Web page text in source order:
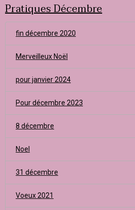
Pratiques Décembre
fin décembre 2020
Merveilleux Noël
pour janvier 2024
Pour décembre 2023
8 décembre
Noel
31 décembre
Voeux 2021